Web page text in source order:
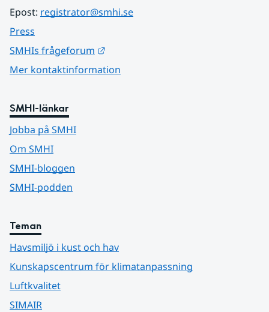
Epost: registrator@smhi.se
Press
SMHIs frågeforum
Mer kontaktinformation
SMHI-länkar
Jobba på SMHI
Om SMHI
SMHI-bloggen
SMHI-podden
Teman
Havsmiljö i kust och hav
Kunskapscentrum för klimatanpassning
Luftkvalitet
SIMAIR